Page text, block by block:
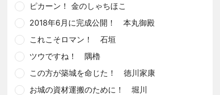
ピカーン！ 金のしゃちほこ
2018年6月に完成公開！ 本丸御殿
これこそロマン！ 石垣
ツウですね！ 隅櫓
この方が築城を命じた！ 徳川家康
お城の資材運搬のために！ 堀川